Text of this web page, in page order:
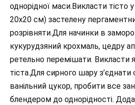
однорідної маси.Викласти тісто
20х20 см) застелену
розрівняти.Для начинки в
кукурудзяний крохмаль, цедру
ретельно перемішати. Викласти
тіста.Для сирного шару з’єднати
ванільний цукор, пробити все
блендером до однорідності.